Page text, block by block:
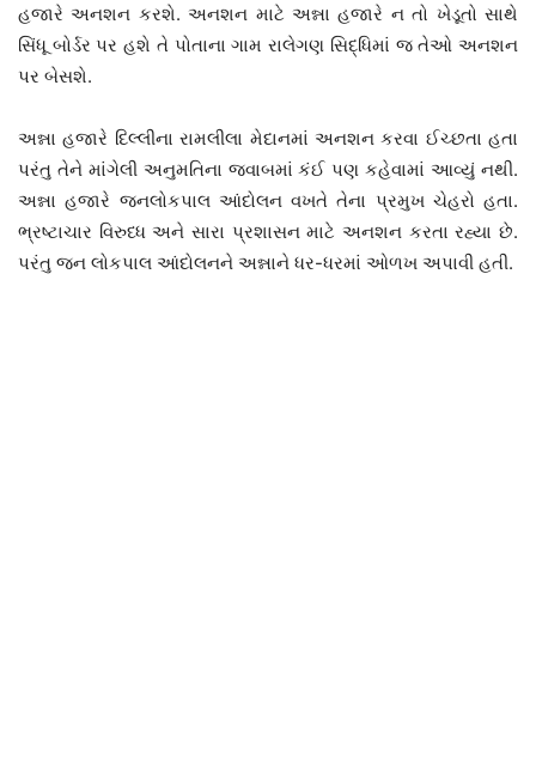
હજારે અનશન કરશે. અનશન માટે અન્ના હજારે ન તો ખેડૂતો સાથે
સિંધૂ બોર્ડર પર હશે તે પોતાના ગામ રાલેગણ સિદ્ધિમાં જ તેઓ અનશન
પર બેસશે.
અન્ના હજારે દિલ્લીના રામલીલા મેદાનમાં અનશન કરવા ઈચ્છતા હતા
પરંતુ તેને માંગેલી અનુમતિના જવાબમાં કંઈ પણ કહેવામાં આવ્યું નથી.
અન્ના હજારે જનલોકપાલ આંદોલન વખતે તેના પ્રમુખ ચેહરો હતા.
ભ્રષ્ટાચાર વિરુધ્ધ અને સારા પ્રશાસન માટે અનશન કરતા રહ્યા છે.
પરંતુ જન લોકપાલ આંદોલનને અન્નાને ધર-ધરમાં ઓળખ અપાવી હતી.